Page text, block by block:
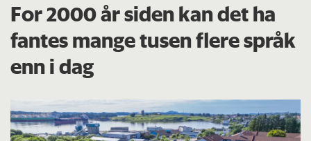
For 2000 år siden kan det ha
fantes mange tusen flere språk
enn i dag